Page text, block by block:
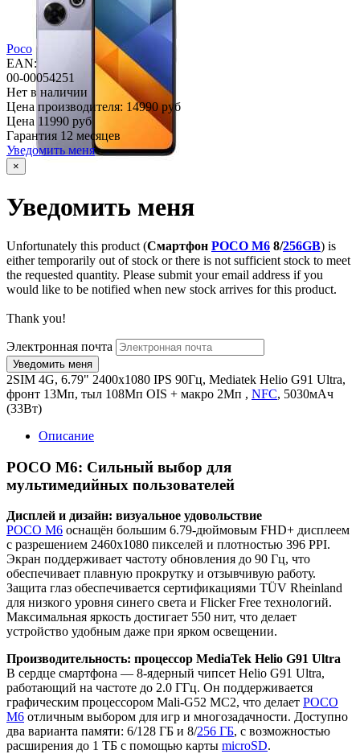
Poco
EAN:
00-00054251
Нет в наличии
Цена производителя: 14990 руб
Цена 11990 руб
Гарантия 12 месяцев
Уведомить меня
×
Уведомить меня
Unfortunately this product (Смартфон POCO M6 8/256GB) is
either temporarily out of stock or there is not sufficient stock to meet
the requested quantity. Please submit your email address if you
would like to be notified when new stock arrives for this product.
Thank you!
Электронная почта
2SIM 4G, 6.79" 2400x1080 IPS 90Гц, Mediatek Helio G91 Ultra,
фронт 13Мп, тыл 108Мп OIS + макро 2Мп , NFC, 5030мАч
(33Вт)
Описание
POCO M6: Сильный выбор для
мультимедийных пользователей
Дисплей и дизайн: визуальное удовольствие
POCO M6 оснащён большим 6.79-дюймовым FHD+ дисплеем
с разрешением 2460x1080 пикселей и плотностью 396 PPI.
Экран поддерживает частоту обновления до 90 Гц, что
обеспечивает плавную прокрутку и отзывчивую работу.
Защита глаз обеспечивается сертификациями TÜV Rheinland
для низкого уровня синего света и Flicker Free технологий.
Максимальная яркость достигает 550 нит, что делает
устройство удобным даже при ярком освещении.
Производительность: процессор MediaTek Helio G91 Ultra
В сердце смартфона — 8-ядерный чипсет Helio G91 Ultra,
работающий на частоте до 2.0 ГГц. Он поддерживается
графическим процессором Mali-G52 MC2, что делает POCO
M6 отличным выбором для игр и многозадачности. Доступно
два варианта памяти: 6/128 ГБ и 8/256 ГБ, с возможностью
расширения до 1 ТБ с помощью карты microSD.